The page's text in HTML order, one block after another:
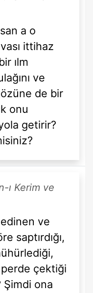
a o
ittihaz
ılm
ve
de bir
onu
getirir?
ı Kerim ve
ve
saptırdığı,
çektiği
ona